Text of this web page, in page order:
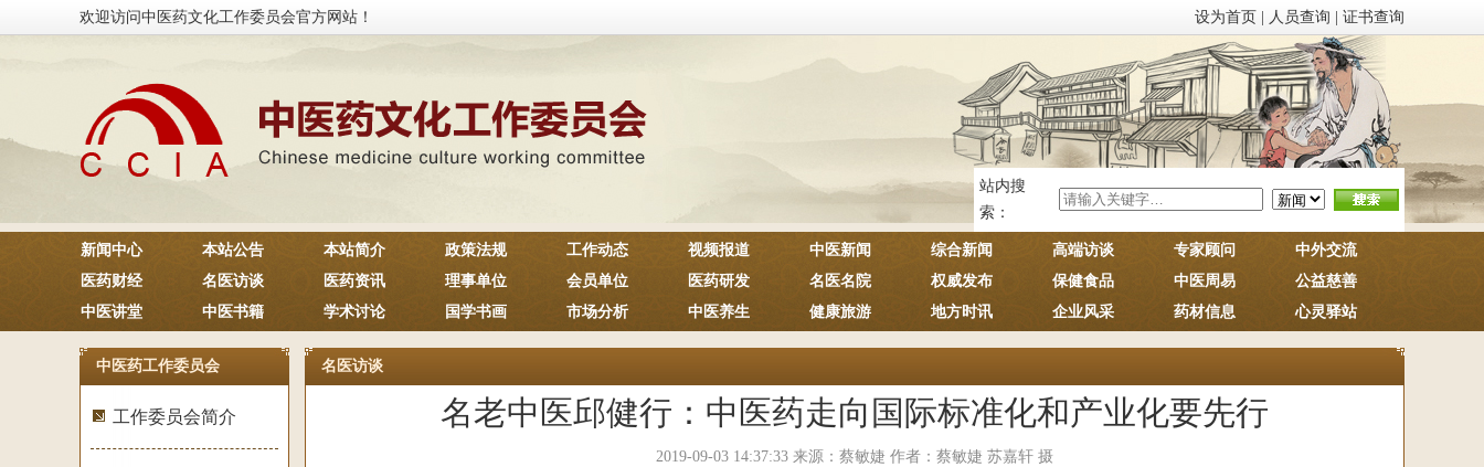
欢迎访问中医药文化工作委员会官方网站！ 设为首页 人员查询 证书查询
站内搜
索：
新闻中心 本站公告 本站简介 政策法规 工作动态 视频报道 中医新闻 综合新闻 高端访谈 专家顾问
中外交流
医药财经
名医访谈 医药资讯 理事单位 会员单位 医药研发 名医名院 权威发布 保健食品 中医周易
公益慈善
中医讲堂
中医书籍 学术讨论 国学书画 市场分析 中医养生 健康旅游 地方时讯 企业风采 药材信息 心灵驿站
中医药工作委员会
工作委员会简介
名医访谈
名老中医邱健行：中医药走向国际标准化和产业化要先行
2019-09-03 14:37:33 来源：蔡敏婕 作者：蔡敏婕 苏嘉轩 摄